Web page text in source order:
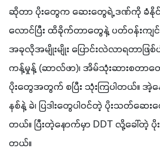
ဆိုတာ ပိုးတွေက ဆေးတွေရဲ့ ဒဏ်ကို ခံနို
လောင်ပြီး ထိခိုက်တာတွေနဲ့ ပတ်ဝန်းက
အခုလိုအမျိုးမျိုး ပြောင်းလဲလာရတာဖြစ်ပ
ကန့်မှုန့် (ဆာလ်ဖာ)၊ အိမ်သုံးဆားစတာ
ပိုးတွေအတွက် စပြီး သုံးကြပါတယ်။ အဲ့န
နစ်နဲ့ ခဲ၊ ပြဒါးတွေပါဝင်တဲ့ ပိုးသတ်ဆ
တယ်။ ပြီးတဲ့နောက်မှာ DDT လို့ခေါ်တဲ့ ပို
တယ်။